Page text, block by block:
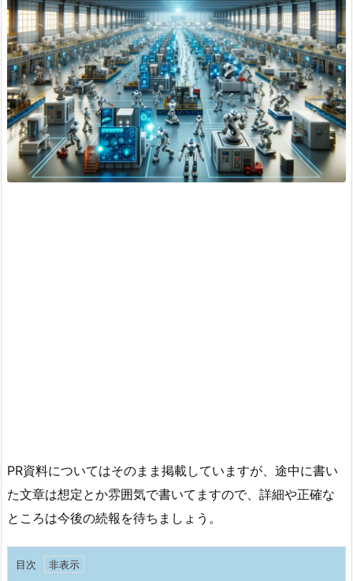
PR資料についてはそのまま掲載していますが、途中に書い
た文章は想定とか雰囲気で書いてますので、詳細や正確な
ところは今後の続報を待ちましょう。
目次